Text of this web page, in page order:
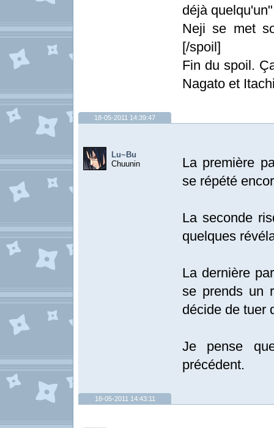
déjà
Neji se met
[/spoil]
Fin du spoil.
Nagato et
18-05-2011 14:39:47
Lu~Bu
Chuunin
La première
se répété
La seconde
quelques
La dernière
se prends un
décide de tuer
Je pense
précédent.
18-05-2011 14:43:11